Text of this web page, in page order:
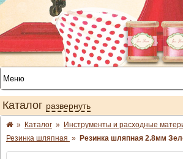
Каталог развернуть
» Каталог » Инструменты и расходные
Резинка шляпная » Резинка шляпная 2.8мм